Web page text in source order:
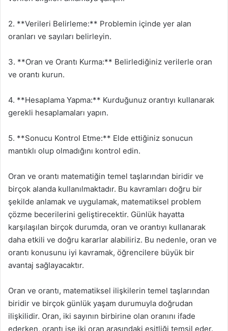
2. **Verileri Belirleme:** Problemin içinde yer alan
oranları ve sayıları belirleyin.
3. **Oran ve Orantı Kurma:** Belirlediğiniz verilerle oran
ve orantı kurun.
4. **Hesaplama Yapma:** Kurduğunuz orantıyı kullanarak
gerekli hesaplamaları yapın.
5. **Sonucu Kontrol Etme:** Elde ettiğiniz sonucun
mantıklı olup olmadığını kontrol edin.
Oran ve orantı matematiğin temel taşlarından biridir ve
birçok alanda kullanılmaktadır. Bu kavramları doğru bir
şekilde anlamak ve uygulamak, matematiksel problem
çözme becerilerini geliştirecektir. Günlük hayatta
karşılaşılan birçok durumda, oran ve orantıyı kullanarak
daha etkili ve doğru kararlar alabiliriz. Bu nedenle, oran ve
orantı konusunu iyi kavramak, öğrencilere büyük bir
avantaj sağlayacaktır.
Oran ve orantı, matematiksel ilişkilerin temel taşlarından
biridir ve birçok günlük yaşam durumuyla doğrudan
ilişkilidir. Oran, iki sayının birbirine olan oranını ifade
ederken, orantı ise iki oran arasındaki eşitliği temsil eder.